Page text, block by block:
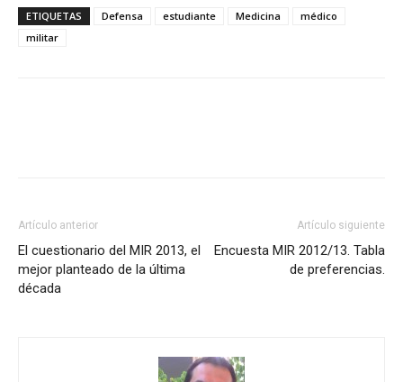
ETIQUETAS Defensa estudiante Medicina
médico
militar
Artículo anterior
El cuestionario del MIR 2013, el
mejor planteado de la última
década
Artículo siguiente
Encuesta MIR 2012/13. Tabla
de preferencias.